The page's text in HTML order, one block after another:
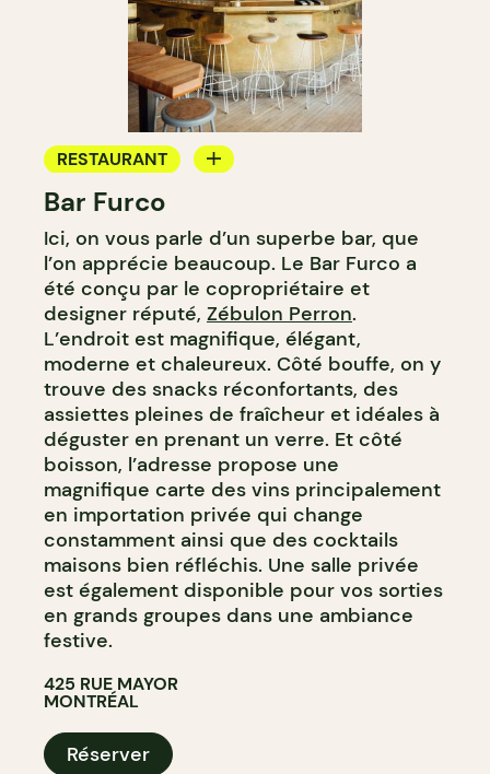
RESTAURANT
BAR
BAR À VIN
Bar Furco
Ici, on vous parle d’un superbe bar, que
l’on apprécie beaucoup. Le Bar Furco a
été conçu par le copropriétaire et
designer réputé, Zébulon Perron.
L’endroit est magnifique, élégant,
moderne et chaleureux. Côté bouffe, on y
trouve des snacks réconfortants, des
assiettes pleines de fraîcheur et idéales à
déguster en prenant un verre. Et côté
boisson, l’adresse propose une
magnifique carte des vins principalement
en importation privée qui change
constamment ainsi que des cocktails
maisons bien réfléchis. Une salle privée
est également disponible pour vos sorties
en grands groupes dans une ambiance
festive.
425 RUE MAYOR
MONTRÉAL
Réserver